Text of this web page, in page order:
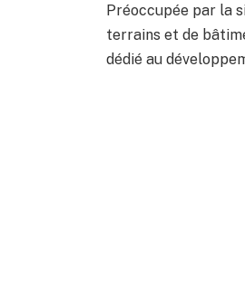
Préoccupée par la
terrains et de
dédié au